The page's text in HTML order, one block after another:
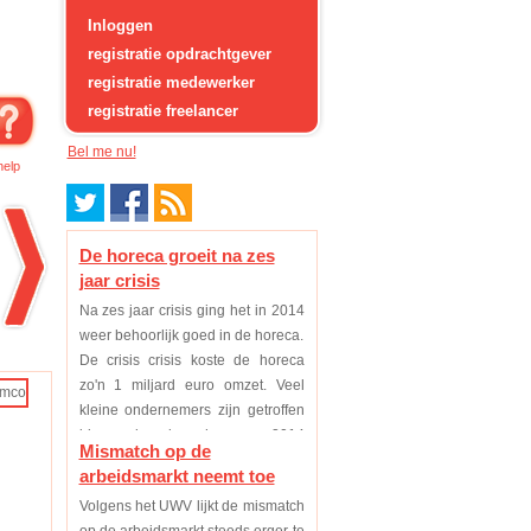
Inloggen
registratie opdrachtgever
registratie medewerker
registratie freelancer
De horeca groeit na zes
jaar crisis
Na zes jaar crisis ging het in 2014
weer behoorlijk goed in de horeca.
De crisis crisis koste de horeca
zo'n 1 miljard euro omzet. Veel
kleine ondernemers zijn getroffen
binnen deze branche, maar 2014
was eindelijk voor de meeste weer
een p...
Mismatch op de
arbeidsmarkt neemt toe
Volgens het UWV lijkt de mismatch
Bel me nu!